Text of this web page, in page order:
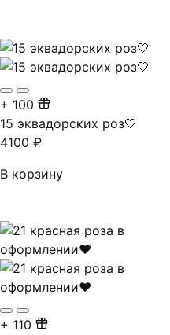
+ 100
15 эквадорских роз🤍
4100₽
В корзину
+ 110